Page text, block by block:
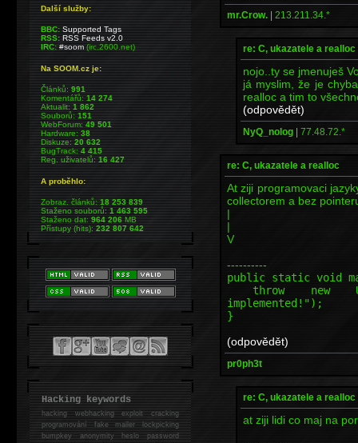
mr.Crow. | 213.211.34.*
re: C, ukazatele a realloc
nojo..ty se jmenuješ
já myslim, že je
realloc a tim to
(odpovědět)
NyQ_nolog | 77.48.72.*
re: C, ukazatele a realloc
At ziji programovaci
collectorem a bez
|
|
V
----------
public static void
throw new
implemented!");
}
(odpovědět)
pr0ph3t
re: C, ukazatele a realloc
at ziji lidi co maj na
Další služby:
BBC: Supported Tags
RSS: RSS Feeds v2.0
IRC: #soom(irc.2600.net)
Na SOOM.cz je:
Článků:991
Komentářů:14 274
Aktualit:1 862
Souborů:151
WebForum:49 501
Hardware:38
Diskuze:20 632
BugTrack:4 415
Reg. uživatelů:16 427
A proběhlo:
Zobraz. článků:18 253 839
Staženo souborů:1 463 595
Staženo dat:964 206MB
Přístupy (hits):232 807 642
Hacking keywords
hackingwebhacking exploit cracking
programování fake mailer lockpicking
bumpkey anonymity heslo password